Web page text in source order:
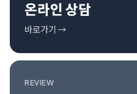
온라인 상담
바로가기 →
REVIEW